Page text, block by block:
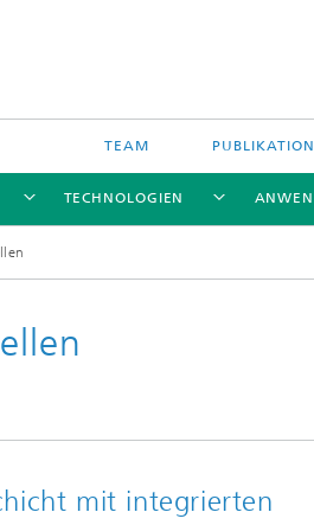
TEAM
TECHNOLOGIEN
mit integrierten